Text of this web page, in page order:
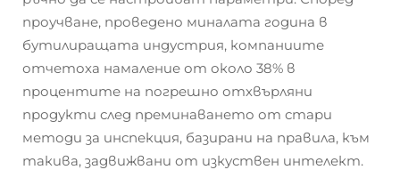
проучване, проведено миналата година в
бутилиращата индустрия, компаниите
отчетоха намаление от около 38% в
процентите на погрешно отхвърляни
продукти след преминаването от стари
методи за инспекция, базирани на правила, към
такива, задвижвани от изкуствен интелект.